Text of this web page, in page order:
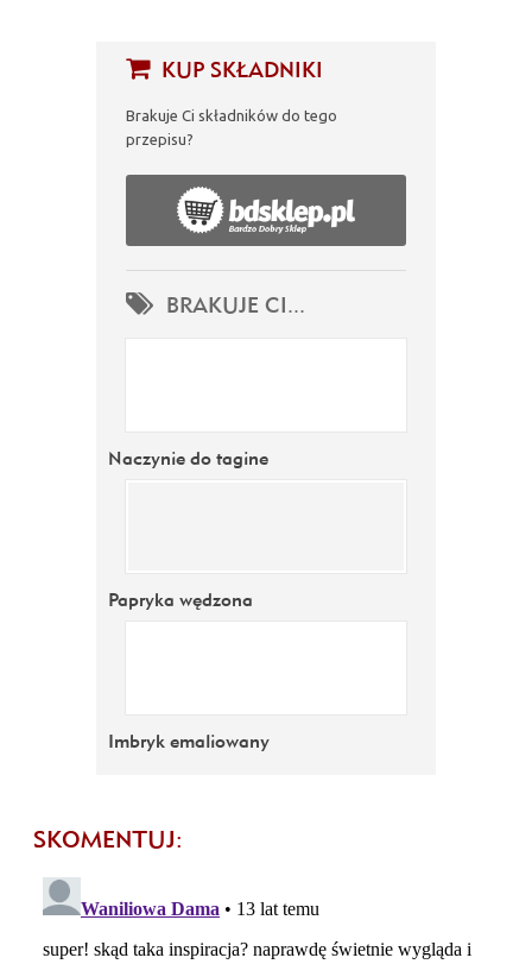
KUP SKŁADNIKI
Brakuje Ci składników do tego
przepisu?
BRAKUJE CI...
Naczynie do tagine
Papryka wędzona
Imbryk emaliowany
SKOMENTUJ: